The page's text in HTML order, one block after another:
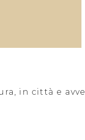
in città e